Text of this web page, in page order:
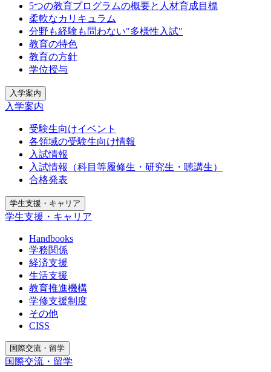
5つの教育プログラムの概要と人材育成目標
柔軟なカリキュラム
分野も経験も問わない"多様性入試"
教育の特色
教育の方針
学位授与
入学案内
入学案内
受験生向けイベント
各領域の受験生向け情報
入試情報
入試情報（科目等履修生・研究生・聴講生）
合格発表
学生支援・キャリア
学生支援・キャリア
Handbooks
学務関係
経済支援
生活支援
教育推進機構
学修支援制度
その他
CISS
国際交流・留学
国際交流・留学